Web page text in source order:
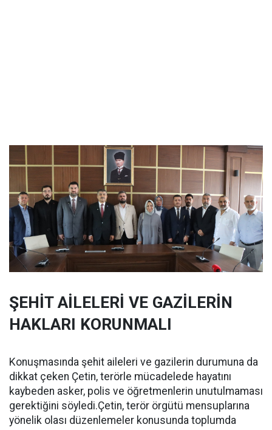
ŞEHİT AİLELERİ VE GAZİLERİN
HAKLARI KORUNMALI
Konuşmasında şehit aileleri ve gazilerin durumuna da
dikkat çeken Çetin, terörle mücadelede hayatını
kaybeden asker, polis ve öğretmenlerin unutulmaması
gerektiğini söyledi.Çetin, terör örgütü mensuplarına
yönelik olası düzenlemeler konusunda toplumda